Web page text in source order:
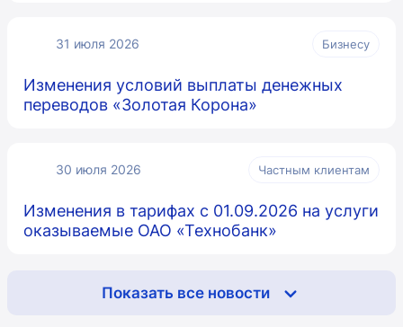
31 июля 2026 Бизнесу
Изменения условий выплаты денежных
переводов «Золотая Корона»
30 июля 2026 Частным клиентам
Изменения в тарифах с 01.09.2026 на услуги
оказываемые ОАО «Технобанк»
Показать все новости